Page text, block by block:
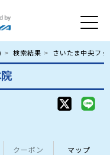
検索結果 さいたま中央フ
クーポン マップ